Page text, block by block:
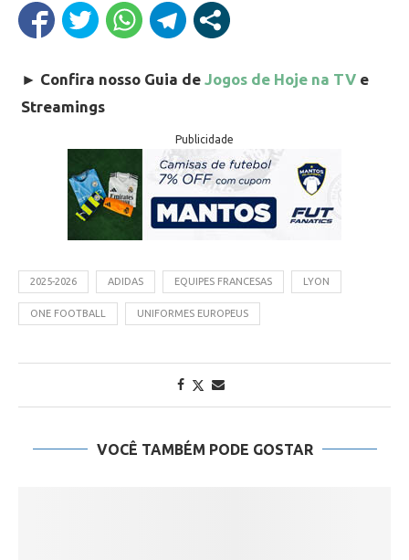
► Confira nosso Guia de Jogos de Hoje na TV e
Streamings
Publicidade
2025-2026 ADIDAS EQUIPES FRANCESAS LYON
ONE FOOTBALL UNIFORMES EUROPEUS
VOCÊ TAMBÉM PODE GOSTAR